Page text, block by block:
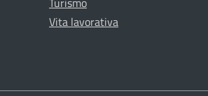
Vita lavorativa